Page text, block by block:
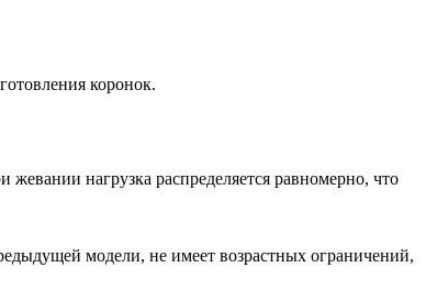
коронок.
нагрузка распределяется равномерно, что
модели, не имеет возрастных ограничений,